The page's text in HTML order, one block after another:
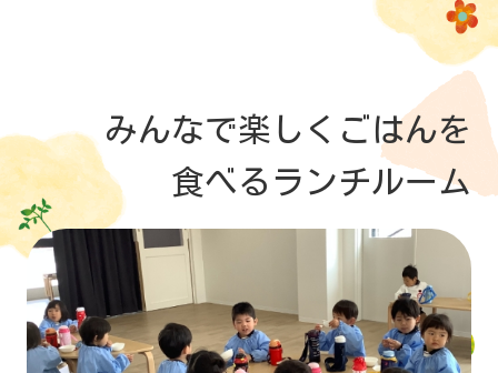
みんなで楽しくごはんを
食べるランチルーム